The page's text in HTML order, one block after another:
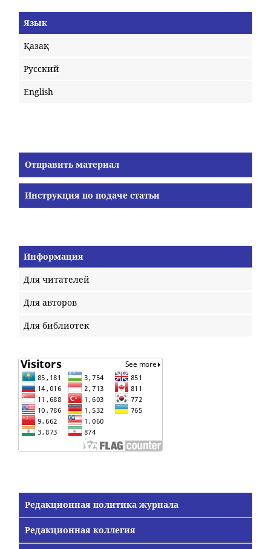
Язык
Қазақ
Русский
English
Отправить материал
Инструкция по подаче статьи
Информация
Для читателей
Для авторов
Для библиотек
Редакционная политика журнала
Редакционная коллегия